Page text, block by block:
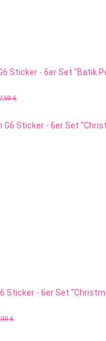
Sticker - 6er Set "Batik
€
Sticker - 6er Set
€